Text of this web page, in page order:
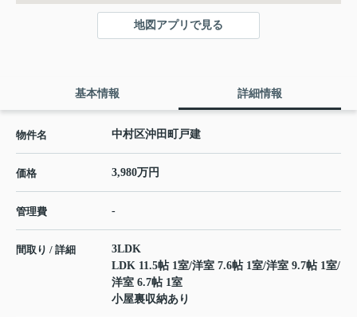
地図アプリで見る
基本情報 詳細情報
物件名 中村区沖田町戸建
価格 3,980万円
管理費 -
間取り / 詳細
3LDK
LDK 11.5帖 1室/洋室 7.6帖 1室/洋室 9.7帖 1室/
洋室 6.7帖 1室
小屋裏収納あり